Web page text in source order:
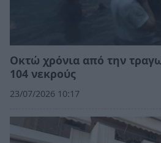
Οκτώ χρόνια από την
104 νεκρούς
23/07/2026 10:17